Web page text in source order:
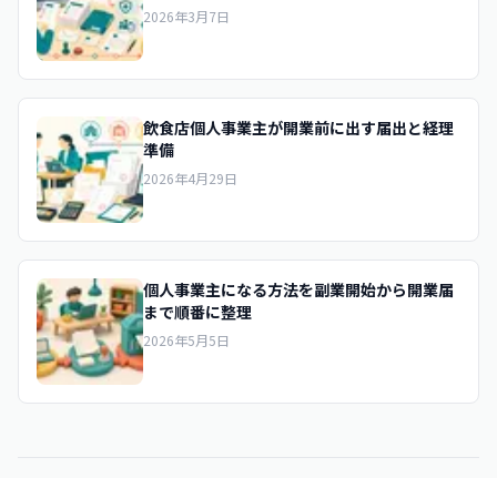
2026年3月7日
飲食店個人事業主が開業前に出す届出と経理
準備
2026年4月29日
個人事業主になる方法を副業開始から開業届
まで順番に整理
2026年5月5日